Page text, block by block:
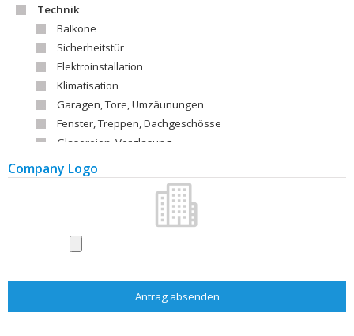
Technik
Balkone
Sicherheitstür
Elektroinstallation
Klimatisation
Garagen, Tore, Umzäunungen
Fenster, Treppen, Dachgeschösse
Glasereien, Verglasung
Dächer, Dachdeckmaterialien
Alarme und Sicherungsanlagen
Wasser, Gas, Heizung
Aufzüge
Messen und Ausstellungen
Baufirmen
Company Logo